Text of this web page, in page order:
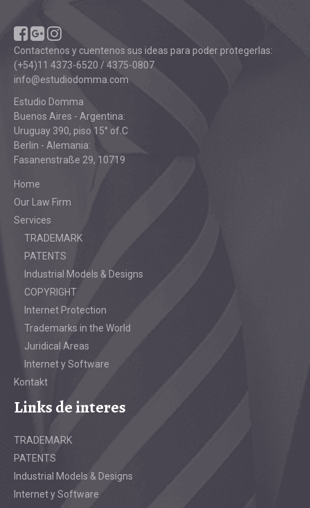
Contactenos y cuentenos sus ideas para poder protegerlas:
(+54)11 4373-6520 / 4375-0807
info@estudiodomma.com
Estudio Domma
Buenos Aires - Argentina:
Uruguay 390, piso 15° of.C
Berlin - Alemania:
Fasanenstraße 29, 10719
Home
Our Law Firm
Services
TRADEMARK
PATENTS
Industrial Models & Designs
COPYRIGHT
Internet Protection
Trademarks in the World
Juridical Areas
Internet y Software
Kontakt
Links de interes
TRADEMARK
PATENTS
Industrial Models & Designs
Internet y Software